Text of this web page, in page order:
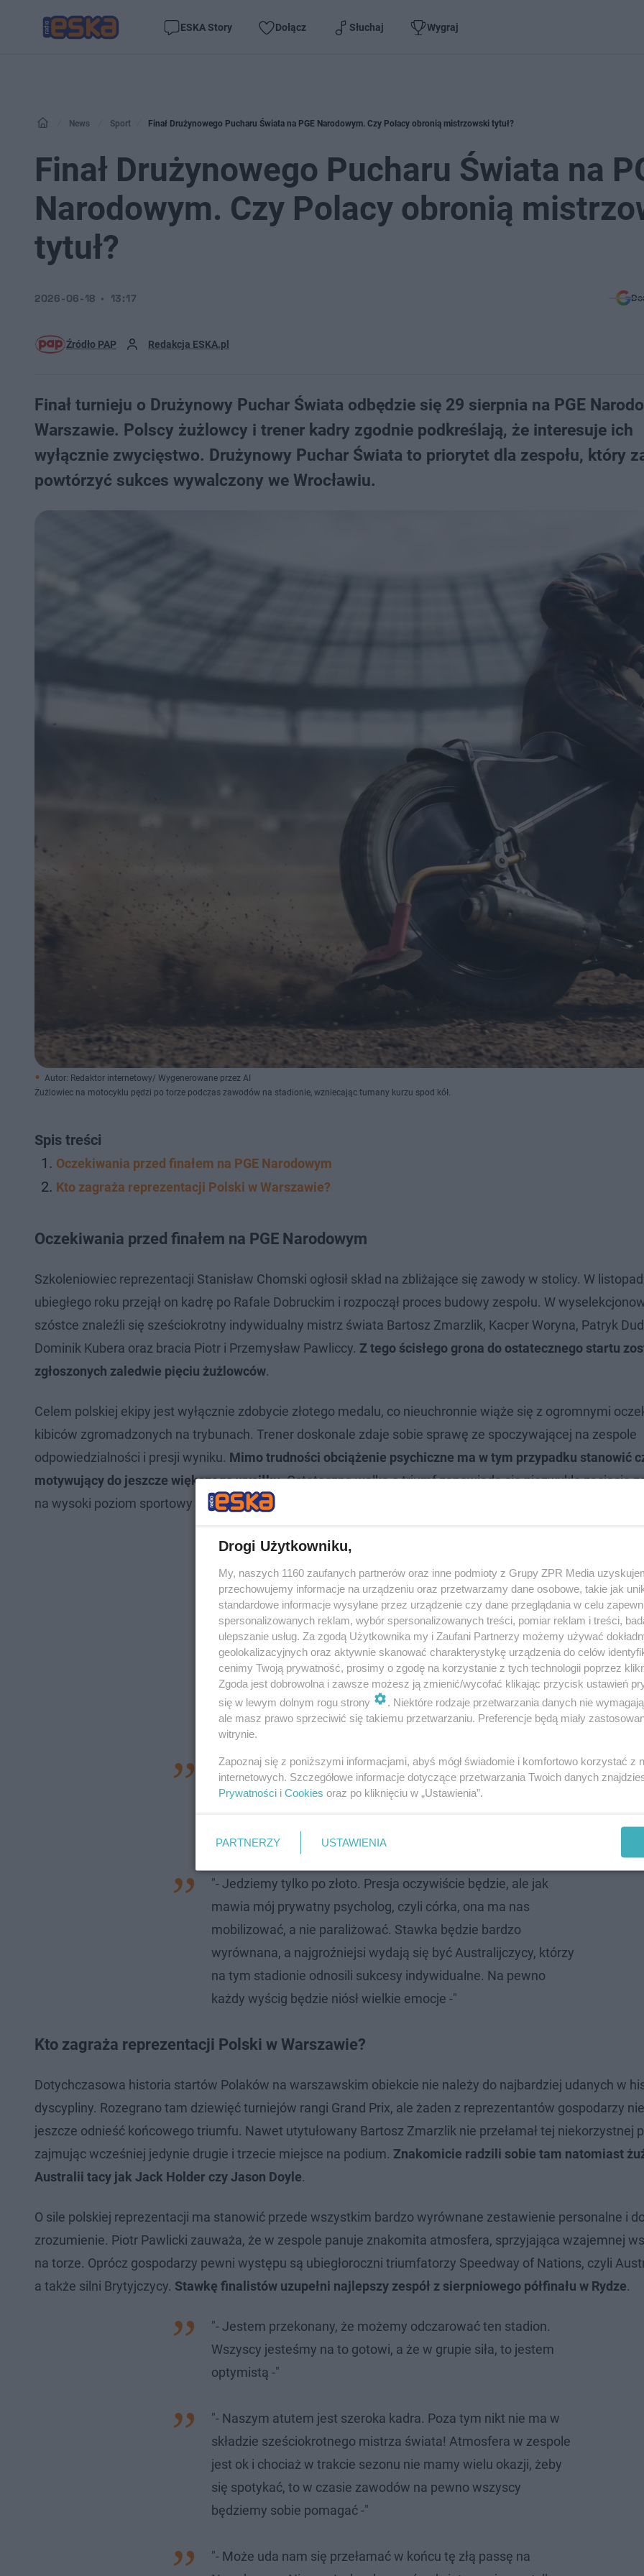
ESKA Story Dołącz Słuchaj Wygraj
News Sport Finał Drużynowego Pucharu Świata na PGE Narodowym. Czy Polacy obronią mistrzowski tytuł?
Finał Drużynowego Pucharu Świata na
Narodowym. Czy Polacy obronią
tytuł?
Źródło PAP Redakcja ESKA.pl
2026-06-18 13:17
Finał turnieju o Drużynowy Puchar Świata odbędzie się 29 sierpnia na PGE
Warszawie. Polscy żużlowcy i trener kadry zgodnie podkreślają, że interesuje ich
wyłącznie zwycięstwo. Drużynowy Puchar Świata to priorytet dla zespołu, który
powtórzyć sukces wywalczony we Wrocławiu.
Autor: Redaktor internetowy/ Wygenerowane przez AI
Żużlowiec na motocyklu pędzi po torze podczas zawodów na stadionie, wzniecając tumany kurzu spod kół.
Spis treści
Oczekiwania przed finałem na PGE Narodowym
Kto zagraża reprezentacji Polski w Warszawie?
Oczekiwania przed finałem na PGE Narodowym
Szkoleniowiec reprezentacji Stanisław Chomski ogłosił skład na zbliżające się zawody w stolicy. W
ubiegłego roku przejął on kadrę po Rafale Dobruckim i rozpoczął proces budowy zespołu. W
szóstce znaleźli się sześciokrotny indywidualny mistrz świata Bartosz Zmarzlik, Kacper Woryna, Patryk
Dominik Kubera oraz bracia Piotr i Przemysław Pawliccy. Z tego ścisłego grona do ostatecznego startu
zgłoszonych zaledwie pięciu żużlowców.
Celem polskiej ekipy jest wyłącznie zdobycie złotego medalu, co nieuchronnie wiąże się z ogromnymi
kibiców zgromadzonych na trybunach. Trener doskonale zdaje sobie sprawę ze spoczywającej na zespole
odpowiedzialności i presji wyniku. Mimo trudności obciążenie psychiczne ma w tym przypadku stanowić
motywujący do jeszcze większego wysiłku. Ostateczna walka o triumf zapowiada się niezwykle zacięcie
na wysoki poziom sportowy wszystkich uczestników rywalizacji.
"- Ścisła kadra jest powołana. Nikt mnie nie zawodzi, chociaż
stabilność formy jest jeszcze na różnym poziomie. Dochodzą też
zawodnikami -"
"- Jedziemy tylko po złoto. Presja oczywiście będzie, ale jak
mawia mój prywatny psycholog, czyli córka, ona ma nas
mobilizować, a nie paraliżować. Stawka będzie bardzo
wyrównana, a najgroźniejsi wydają się być Australijczycy, którzy
na tym stadionie odnosili sukcesy indywidualne. Na pewno
każdy wyścig będzie niósł wielkie emocje -"
Kto zagraża reprezentacji Polski w Warszawie?
Dotychczasowa historia startów Polaków na warszawskim obiekcie nie należy do najbardziej udanych w
dyscypliny. Rozegrano tam dziewięć turniejów rangi Grand Prix, ale żaden z reprezentantów gospodarzy nie
jeszcze odnieść końcowego triumfu. Nawet utytułowany Bartosz Zmarzlik nie przełamał tej niekorzystnej
zajmując wcześniej jedynie drugie i trzecie miejsce na podium. Znakomicie radzili sobie tam natomiast
Australii tacy jak Jack Holder czy Jason Doyle.
O sile polskiej reprezentacji ma stanowić przede wszystkim bardzo wyrównane zestawienie personalne i
zrozumienie. Piotr Pawlicki zauważa, że w zespole panuje znakomita atmosfera, sprzyjająca wzajemnej
na torze. Oprócz gospodarzy pewni występu są ubiegłoroczni triumfatorzy Speedway of Nations, czyli
a także silni Brytyjczycy. Stawkę finalistów uzupełni najlepszy zespół z sierpniowego półfinału w Rydze.
"- Jestem przekonany, że możemy odczarować ten stadion.
Wszyscy jesteśmy na to gotowi, a że w grupie siła, to jestem
optymistą -"
"- Naszym atutem jest szeroka kadra. Poza tym nikt nie ma w
składzie sześciokrotnego mistrza świata! Atmosfera w zespole
jest ok i chociaż w trakcie sezonu nie mamy wielu okazji, żeby
się spotykać, to w czasie zawodów na pewno wszyscy
będziemy sobie pomagać -"
"- Może uda nam się przełamać w końcu tę złą passę na
Drogi Użytkowniku,
My, naszych 1160 zaufanych partnerów oraz inne podmioty z Grupy ZPR Media
przechowujemy informacje na urządzeniu oraz przetwarzamy dane osobowe, takie jak
standardowe informacje wysyłane przez urządzenie czy dane przeglądania w celu
spersonalizowanych reklam, wybór spersonalizowanych treści, pomiar reklam i treści,
ulepszanie usług. Za zgodą Użytkownika my i Zaufani Partnerzy możemy używać
geolokalizacyjnych oraz aktywnie skanować charakterystykę urządzenia do celów
cenimy Twoją prywatność, prosimy o zgodę na korzystanie z tych technologii poprzez
Zgoda jest dobrowolna i zawsze możesz ją zmienić/wycofać klikając przycisk ustawień
się w lewym dolnym rogu strony
. Niektóre rodzaje przetwarzania danych nie
ale masz prawo sprzeciwić się takiemu przetwarzaniu. Preferencje będą miały
witrynie.
Zapoznaj się z poniższymi informacjami, abyś mógł świadomie i komfortowo korzystać z
internetowych. Szczegółowe informacje dotyczące przetwarzania Twoich danych
Prywatności i Cookies oraz po kliknięciu w „Ustawienia”.
PARTNERZY USTAWIENIA